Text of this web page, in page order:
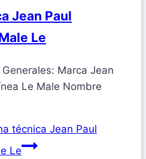
Jean Paul
Le
Marca Jean
Le Male Nombre
técnica Jean Paul
Le